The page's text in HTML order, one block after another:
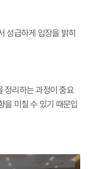
성급하게 입장을 밝히
정리하는 과정이 중요
을 미칠 수 있기 때문입